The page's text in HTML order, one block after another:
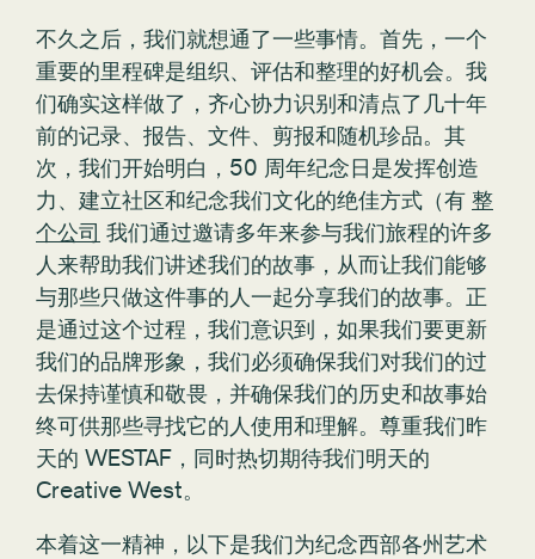
不久之后，我们就想通了一些事情。首先，一个
重要的里程碑是组织、评估和整理的好机会。我
们确实这样做了，齐心协力识别和清点了几十年
前的记录、报告、文件、剪报和随机珍品。其
次，我们开始明白，50 周年纪念日是发挥创造
力、建立社区和纪念我们文化的绝佳方式（有 整
个公司 我们通过邀请多年来参与我们旅程的许多
人来帮助我们讲述我们的故事，从而让我们能够
与那些只做这件事的人一起分享我们的故事。正
是通过这个过程，我们意识到，如果我们要更新
我们的品牌形象，我们必须确保我们对我们的过
去保持谨慎和敬畏，并确保我们的历史和故事始
终可供那些寻找它的人使用和理解。尊重我们昨
天的 WESTAF，同时热切期待我们明天的
Creative West。
本着这一精神，以下是我们为纪念西部各州艺术